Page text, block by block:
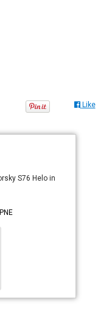
Like
S76 Helo in